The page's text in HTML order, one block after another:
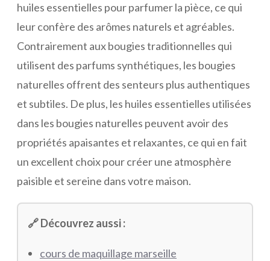
huiles essentielles pour parfumer la pièce, ce qui
leur confère des arômes naturels et agréables.
Contrairement aux bougies traditionnelles qui
utilisent des parfums synthétiques, les bougies
naturelles offrent des senteurs plus authentiques
et subtiles. De plus, les huiles essentielles utilisées
dans les bougies naturelles peuvent avoir des
propriétés apaisantes et relaxantes, ce qui en fait
un excellent choix pour créer une atmosphère
paisible et sereine dans votre maison.
🔗 Découvrez aussi :
cours de maquillage marseille